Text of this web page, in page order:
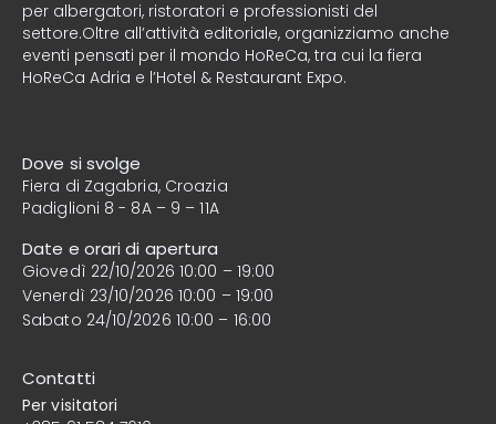
per albergatori, ristoratori e professionisti del
settore.Oltre all’attività editoriale, organizziamo anche
eventi pensati per il mondo HoReCa, tra cui la fiera
HoReCa Adria e l’Hotel & Restaurant Expo.
Dove si svolge
Fiera di Zagabria, Croazia
Padiglioni 8 - 8A – 9 – 11A
Date e orari di apertura
Giovedì 22/10/2026 10:00 – 19:00
Venerdì 23/10/2026 10:00 – 19:00
Sabato 24/10/2026 10:00 – 16:00
Contatti
Per visitatori